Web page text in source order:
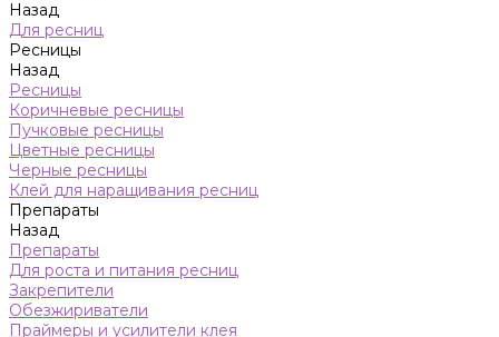
Назад
Для ресниц
Ресницы
Назад
Ресницы
Коричневые ресницы
Пучковые ресницы
Цветные ресницы
Черные ресницы
Клей для наращивания ресниц
Препараты
Назад
Препараты
Для роста и питания ресниц
Закрепители
Обезжириватели
Праймеры и усилители клея